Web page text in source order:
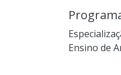
Ensino de